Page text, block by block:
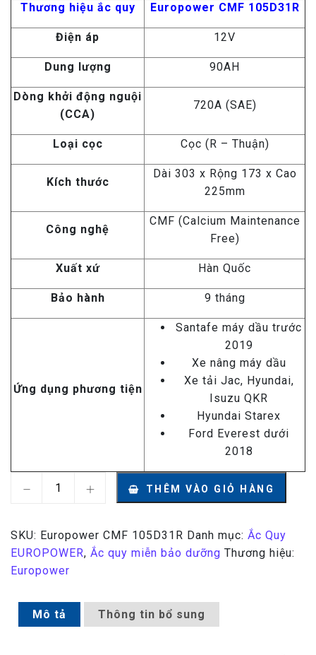
Thương hiệu ắc quy Europower CMF 105D31R
Điện áp 12V
Dung lượng 90AH
Dòng khởi động nguội
(CCA)
720A (SAE)
Loại cọc Cọc (R – Thuận)
Kích thước
Dài 303 x Rộng 173 x Cao
225mm
Công nghệ
CMF (Calcium Maintenance
Free)
Xuất xứ Hàn Quốc
Bảo hành 9 tháng
Ứng dụng phương tiện
Santafe máy dầu trước
2019
Xe nâng máy dầu
Xe tải Jac, Hyundai,
Isuzu QKR
Hyundai Starex
Ford Everest dưới
2018
Ắc Quy Europower CMF 105D31R 12V – 90AH số
THÊM VÀO GIỎ HÀNG
SKU: Europower CMF 105D31R Danh mục: Ắc Quy
EUROPOWER, Ắc quy miễn bảo dưỡng Thương hiệu:
Europower
Mô tả Thông tin bổ sung